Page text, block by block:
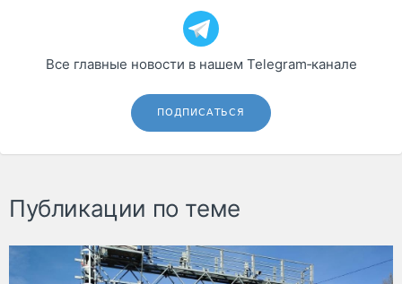
Все главные новости в нашем Telegram‑канале
ПОДПИСАТЬСЯ
Публикации по теме